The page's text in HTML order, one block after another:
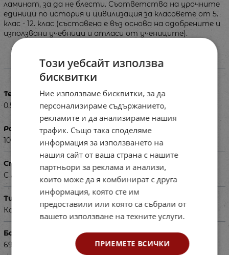
ламинат, за да не блести. Съответства на урочните
единици по история и цивилизация за класовете от 5.
клас - 12. клас (съставена е въз основа на одобрените и
използвани учебници и атласи от учениците).
Характеристики
Тегло в кг
0.500
Размери в см
107х175
Специфика
С лайсни.
Тип
Карта
Баркод (ISBN, UPC, др.)
690279
Този уебсайт използва
бисквитки
Ние използваме бисквитки, за да
персонализираме съдържанието,
рекламите и да анализираме нашия
трафик. Също така споделяме
информация за използването на
нашия сайт от ваша страна с нашите
партньори за реклама и анализи,
които може да я комбинират с друга
информация, която сте им
предоставили или която са събрали от
вашето използване на техните услуги.
ПРИЕМЕТЕ ВСИЧКИ